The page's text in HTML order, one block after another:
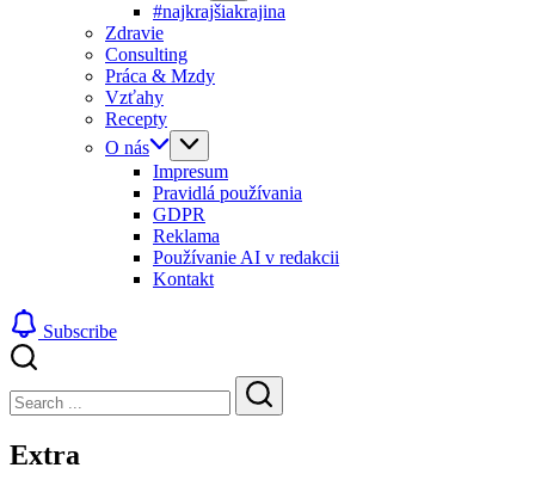
#najkrajšiakrajina
Zdravie
Consulting
Práca & Mzdy
Vzťahy
Recepty
O nás
Impresum
Pravidlá používania
GDPR
Reklama
Používanie AI v redakcii
Kontakt
Subscribe
Search
Search
Extra